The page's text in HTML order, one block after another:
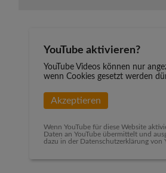
YouTube aktivieren?
YouTube Videos können nur
wenn Cookies gesetzt werden
Akzeptieren
Wenn YouTube für diese Website
Daten an YouTube übermittelt und
dazu in der Datenschutzerklärung von